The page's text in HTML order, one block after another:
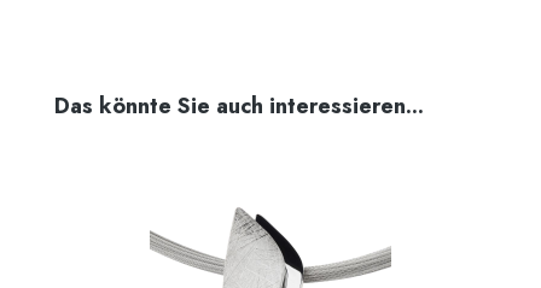
Produktgalerie überspringen
Das könnte Sie auch interessieren...